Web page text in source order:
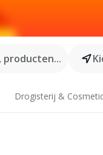
producten...
Drogisterij &